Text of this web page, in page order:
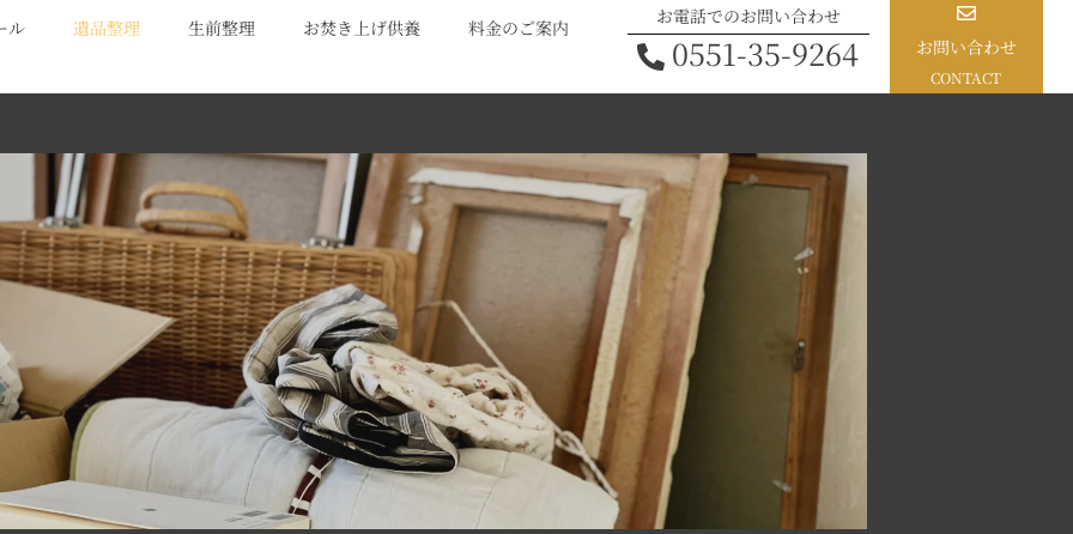
ル 遺品整理 生前整理 お焚き上げ供養 料金のご案内 お電話でのお問い合わせ
0551-35-9264 お問い合わせ
CONTACT